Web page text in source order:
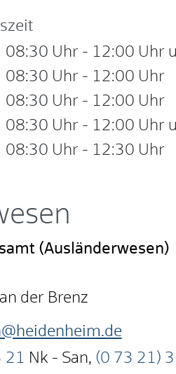
08:30 Uhr - 12:00 Uhr
08:30 Uhr - 12:00 Uhr
08:30 Uhr - 12:00 Uhr
08:30 Uhr - 12:00 Uhr
08:30 Uhr - 12:30 Uhr
(Ausländerwesen)
der Brenz
21 Nk - San, (0 73 21) 3